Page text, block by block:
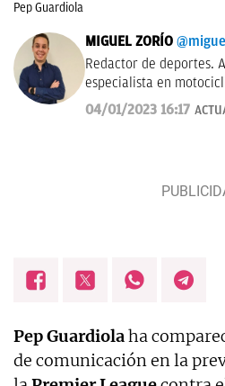
Pep Guardiola
MIGUEL ZORÍO
Redactor de deportes.
especialista en
sobre pádel y NFL.
04/01/2023 16:17
Pep Guardiolaha
de comunicación en la